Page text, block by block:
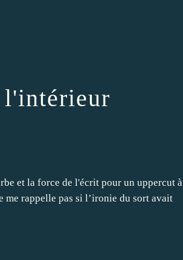
l'intérieur
et la force de l'écrit pour un uppercut à
me rappelle pas si l’ironie du sort avait